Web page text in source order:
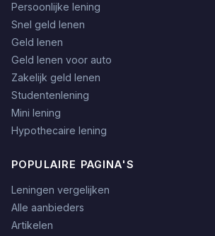
Persoonlijke lening
Snel geld lenen
Geld lenen
Geld lenen voor auto
Zakelijk geld lenen
Studentenlening
Mini lening
Hypothecaire lening
POPULAIRE PAGINA'S
Leningen vergelijken
Alle aanbieders
Artikelen